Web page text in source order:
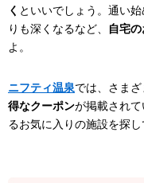
く といいでしょう。通い
りも深くなるなど、
自宅
よ。
ニフティ温泉では、さま
得なクーポンが掲載され
るお気に入りの施設を探し